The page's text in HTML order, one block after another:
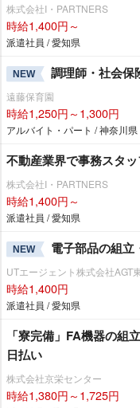
株式会社I・PARTNERS
時給1,400円～
派遣社員 / 愛知県
NEW 調理師・社会保
遠藤保育園
時給1,250円～1,300円
アルバイト・パート / 神奈川県
不動産業界で事務スタッ
株式会社I・PARTNERS
時給1,400円～
派遣社員 / 愛知県
NEW 電子部品の組立
UTエージェント株式会社AGT
時給1,400円
派遣社員 / 愛知県
「寮完備」FA機器の組
日払い
株式会社京栄センター
時給1,380円～1,725円